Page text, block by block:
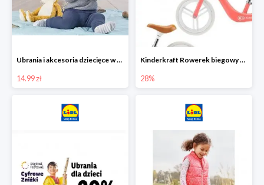
Ubrania i akcesoria dziecięce w Lidlu Online od 14,99 zł
14.99 zł
Kinderkraft Rowerek biegowy Fly
28%